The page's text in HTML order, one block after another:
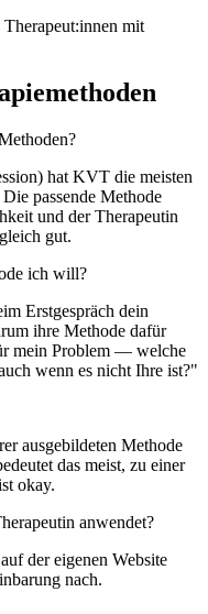
mit
hat KVT die meisten
passende Methode
und der Therapeutin
gut.
ich will?
Erstgespräch dein
ihre Methode dafür
mein Problem — welche
wenn es nicht Ihre ist?"
ausgebildeten Methode
das meist, zu einer
okay.
anwendet?
der eigenen Website
nach.